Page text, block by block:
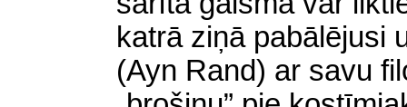
katrā ziņā pabālējusi
(Ayn Rand) ar savu